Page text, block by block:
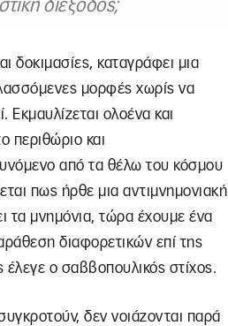
διέξοδος;
δοκιμασίες, καταγράφει μια
μορφές χωρίς να
ολοένα και
περιθώριο και
από τα θέλω του κόσμου
πως ήρθε μια αντιμνημονιακή
τα μνημόνια, τώρα έχουμε ένα
διαφορετικών επί της
ο σαββοπουλικός στίχος.
δεν νοιάζονται παρά